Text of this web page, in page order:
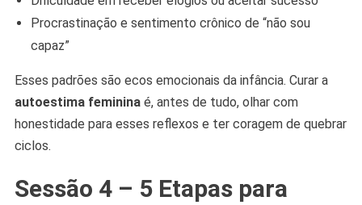
Procrastinação e sentimento crônico de “não sou
capaz”
Esses padrões são ecos emocionais da infância. Curar a
autoestima femininaé, antes de tudo, olhar com
honestidade para esses reflexos e ter coragem de quebrar
ciclos.
Sessão 4 – 5 Etapas para